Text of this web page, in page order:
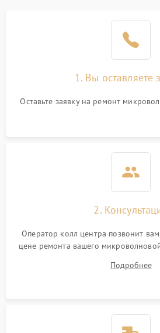
2200 ₽
Не работают сенсорные
1000 ₽
1. Вы оставляете
Оставьте заявку на ремонт
2.
Оператор колл центра позвонит
цене ремонта вашего
Подробнее